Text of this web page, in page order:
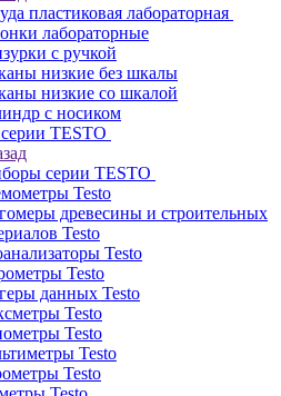
пластиковая лабораторная
лабораторные
с ручкой
низкие без шкалы
низкие со шкалой
с носиком
TESTO
серии TESTO
Testo
древесины и строительных
Testo
Testo
Testo
данных Testo
Testo
Testo
Testo
Testo